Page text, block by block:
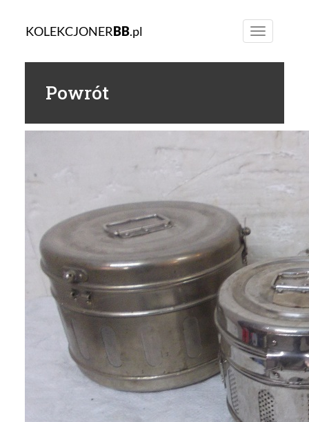
Toggle
navigation
KOLEKCJONERBB.pl
Powrót